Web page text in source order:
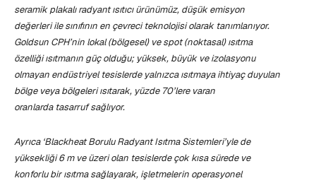
seramik plakalı radyant ısıtıcı ürünümüz, düşük emisyon
değerleri ile sınıfının en çevreci teknolojisi olarak tanımlanıyor.
Goldsun CPH’nin lokal (bölgesel) ve spot (noktasal) ısıtma
özelliği ısıtmanın güç olduğu; yüksek, büyük ve izolasyonu
olmayan endüstriyel tesislerde yalnızca ısıtmaya ihtiyaç duyulan
bölge veya bölgeleri ısıtarak, yüzde 70’lere varan
oranlarda tasarruf sağlıyor.
Ayrıca ‘Blackheat Borulu Radyant Isıtma Sistemleri’yle de
yüksekliği 6 m ve üzeri olan tesislerde çok kısa sürede ve
konforlu bir ısıtma sağlayarak, işletmelerin operasyonel